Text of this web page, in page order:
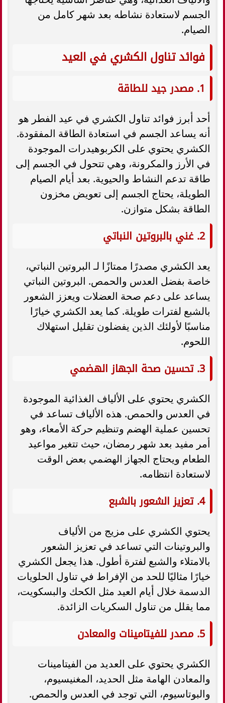
الجسم لاستعادة نشاطه بعد شهر كامل من
الصيام.
فوائد تناول الكشري في العيد
1. مصدر جيد للطاقة
أحد أبرز فوائد تناول الكشري في عيد الفطر هو
أنه يساعد الجسم في استعادة الطاقة المفقودة.
الكشري يحتوي على الكربوهيدرات الموجودة
في الأرز والمكرونة، وهي تتحول في الجسم إلى
طاقة تدعم النشاط والحيوية. بعد أيام الصيام
الطويلة، يحتاج الجسم إلى تعويض مخزون
الطاقة بشكل متوازن.
2. غني بالبروتين النباتي
يعد الكشري مصدرًا ممتازًا لـ البروتين النباتي،
خاصة بفضل العدس والحمص. البروتين النباتي
يساعد على دعم صحة العضلات ويعزز الشعور
بالشبع لفترات طويلة. كما يعد الكشري خيارًا
مناسبًا لأولئك الذين يفضلون تقليل استهلاك
اللحوم.
3. تحسين صحة الجهاز الهضمي
الكشري يحتوي على الألياف الغذائية الموجودة
في العدس والحمص. هذه الألياف تساعد في
تحسين عملية الهضم وتنظيم حركة الأمعاء، وهو
أمر مفيد بعد شهر رمضان، حيث تتغير مواعيد
الطعام ويحتاج الجهاز الهضمي بعض الوقت
لاستعادة انتظامه.
4. تعزيز الشعور بالشبع
يحتوي الكشري على مزيج من الألياف
والبروتينات التي تساعد في تعزيز الشعور
بالامتلاء والشبع لفترة أطول. هذا يجعل الكشري
خيارًا مثاليًا للحد من الإفراط في تناول الحلويات
الدسمة خلال أيام العيد مثل الكحك والبسكويت،
مما يقلل من تناول السكريات الزائدة.
5. مصدر للفيتامينات والمعادن
الكشري يحتوي على العديد من الفيتامينات
والمعادن الهامة مثل الحديد، المغنيسيوم،
والبوتاسيوم، التي توجد في العدس والحمص.